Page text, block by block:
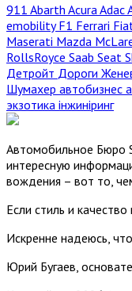
911 Abarth Acura Adac
emobilityF1 Ferrari
Maserati Mazda
RollsRoyce Saab Seat
Детройт Дороги
Шумахер автобизнес
экзотика інжиніринг
Автомобильное Бюро
интересную
вождения – вот то,
Если стиль и
Искренне надеюсь,
Юрий Бугаев,